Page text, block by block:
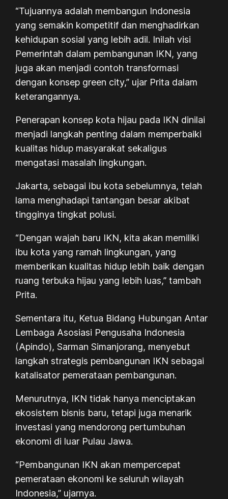
“Tujuannya adalah membangun Indonesia
yang semakin kompetitif dan menghadirkan
kehidupan sosial yang lebih adil. Inilah visi
Pemerintah dalam pembangunan IKN, yang
juga akan menjadi contoh transformasi
dengan konsep green city,” ujar Prita dalam
keterangannya.
Penerapan konsep kota hijau pada IKN dinilai
menjadi langkah penting dalam memperbaiki
kualitas hidup masyarakat sekaligus
mengatasi masalah lingkungan.
Jakarta, sebagai ibu kota sebelumnya, telah
lama menghadapi tantangan besar akibat
tingginya tingkat polusi.
“Dengan wajah baru IKN, kita akan memiliki
ibu kota yang ramah lingkungan, yang
memberikan kualitas hidup lebih baik dengan
ruang terbuka hijau yang lebih luas,” tambah
Prita.
Sementara itu, Ketua Bidang Hubungan Antar
Lembaga Asosiasi Pengusaha Indonesia
(Apindo), Sarman Simanjorang, menyebut
langkah strategis pembangunan IKN sebagai
katalisator pemerataan pembangunan.
Menurutnya, IKN tidak hanya menciptakan
ekosistem bisnis baru, tetapi juga menarik
investasi yang mendorong pertumbuhan
ekonomi di luar Pulau Jawa.
“Pembangunan IKN akan mempercepat
pemerataan ekonomi ke seluruh wilayah
Indonesia,” ujarnya.